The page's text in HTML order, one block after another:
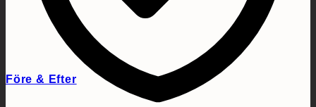
Före & Efter